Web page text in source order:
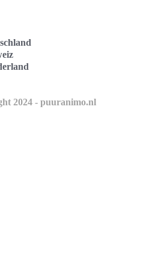
2024 - puuranimo.nl